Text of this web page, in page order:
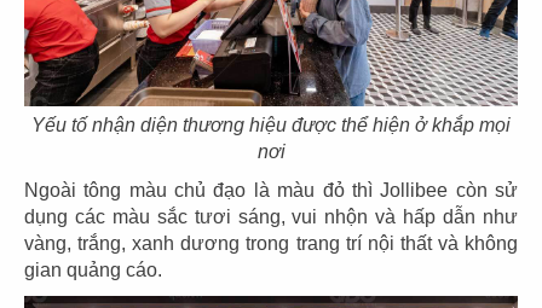
Yếu tố nhận diện thương hiệu được thể hiện ở khắp mọi
nơi
Ngoài tông màu chủ đạo là màu đỏ thì Jollibee còn sử
dụng các màu sắc tươi sáng, vui nhộn và hấp dẫn như
vàng, trắng, xanh dương trong trang trí nội thất và không
gian quảng cáo.
119
Fountain Valley
120
CN San Jose - USA